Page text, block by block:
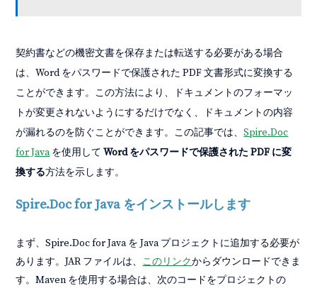
契約書などの機密文書を保存または転送する必要がある場合
は、Word をパスワードで保護された PDF 文書形式に変換する
ことができます。この方法により、ドキュメントのフォーマッ
トが変更されないようにするだけでなく、ドキュメントの内容
が漏れるのを防ぐことができます。この記事では、Spire.Doc
for Javaを使用してWord をパスワードで保護された PDF に変
換する方法を示します。
Spire.Doc for Java をインストールします
まず、Spire.Doc for Java を Java プロジェクトに追加する必要が
あります。JAR ファイルは、 このリンクからダウンロードできま
す。Maven を使用する場合は、次のコードをプロジェクトの